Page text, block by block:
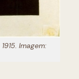
1915. Imagem: